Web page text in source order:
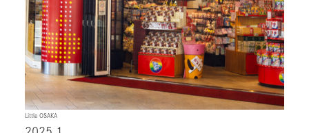
Little OSAKA